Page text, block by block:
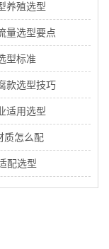
养殖选型
量选型要点
型标准
款选型技巧
适用选型
质怎么配
配选型